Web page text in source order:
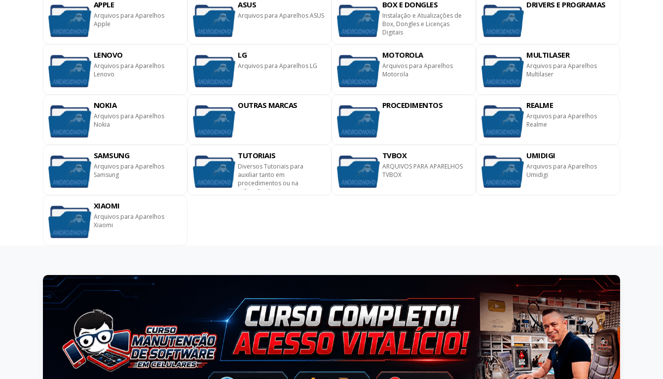
APPLE
Arquivos para Aparelhos
Apple
ASUS
Arquivos para Aparelhos ASUS
BOX E DONGLES
Instalação e Atualizações de
Box, Dongles e Licenças
Digitais
DRIVERS E PROGRAMAS
LENOVO
Arquivos para Aparelhos
Lenovo
LG
Arquivos para Aparelhos LG
MOTOROLA
Arquivos para Aparelhos
Motorola
MULTILASER
Arquivos para Aparelhos
Multilaser
NOKIA
Arquivos para Aparelhos
Nokia
OUTRAS MARCAS PROCEDIMENTOS REALME
Arquivos para Aparelhos
Realme
SAMSUNG
Arquivos para Aparelhos
Samsung
TUTORIAIS
Diversos Tutoriais para
auxiliar tanto em
procedimentos ou na
utilização do site.
TVBOX
ARQUIVOS PARA APARELHOS
TVBOX
UMIDIGI
Arquivos para Aparelhos
Umidigi
XIAOMI
Arquivos para Aparelhos
Xiaomi